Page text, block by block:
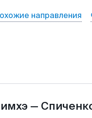
направления
—